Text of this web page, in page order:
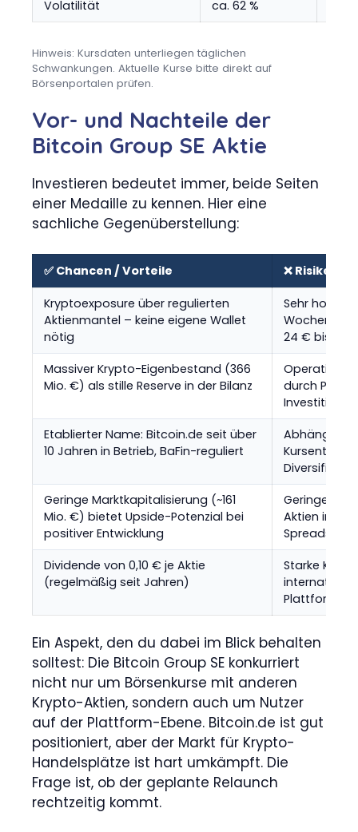
Volatilität ca. 62 %
Hinweis: Kursdaten unterliegen täglichen
Schwankungen. Aktuelle Kurse bitte direkt auf
Börsenportalen prüfen.
Vor- und Nachteile der
Bitcoin Group SE Aktie
Investieren bedeutet immer, beide Seiten
einer Medaille zu kennen. Hier eine
sachliche Gegenüberstellung:
✅ Chancen / Vorteile ❌ Risiken /
Kryptoexposure über regulierten
Aktienmantel – keine eigene Wallet
nötig
Sehr hohe
Wochen-
24 € bis ca.
Massiver Krypto-Eigenbestand (366
Mio. €) als stille Reserve in der Bilanz
Operative
durch
Etablierter Name: Bitcoin.de seit über
10 Jahren in Betrieb, BaFin-reguliert
Geringe Marktkapitalisierung (~161
Mio. €) bietet Upside-Potenzial bei
positiver Entwicklung
Geringe
Aktien im
Spreads
Dividende von 0,10 € je Aktie
(regelmäßig seit Jahren)
Starke
Plattformen
Ein Aspekt, den du dabei im Blick behalten
solltest: Die Bitcoin Group SE konkurriert
nicht nur um Börsenkurse mit anderen
Krypto-Aktien, sondern auch um Nutzer
auf der Plattform-Ebene. Bitcoin.de ist gut
positioniert, aber der Markt für Krypto-
Handelsplätze ist hart umkämpft. Die
Frage ist, ob der geplante Relaunch
rechtzeitig kommt.